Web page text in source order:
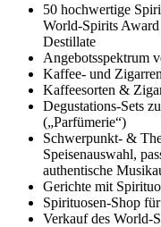
50 hochwertige
World-Spirits
Destillate
Angebotsspektrum
Kaffee- und
Kaffeesorten &
Degustations-Sets
(„Parfümerie“)
Schwerpunkt- &
Speisenauswahl,
authentische
Gerichte mit
Spirituosen-Shop
Verkauf des World-